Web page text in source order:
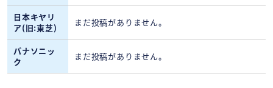
日本キヤリ
ア(旧:東芝)
まだ投稿がありません。
パナソニッ
ク
まだ投稿がありません。